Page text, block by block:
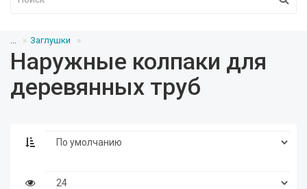
Заглушки
Наружные колпаки для
деревянных труб